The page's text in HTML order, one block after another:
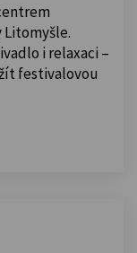
i relaxaci –
festivalovou